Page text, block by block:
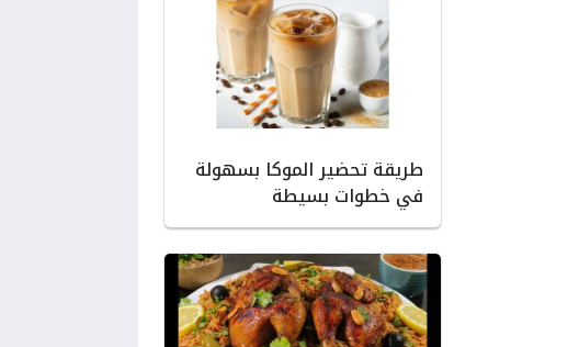
طريقة تحضير الموكا بسهولة
في خطوات بسيطة